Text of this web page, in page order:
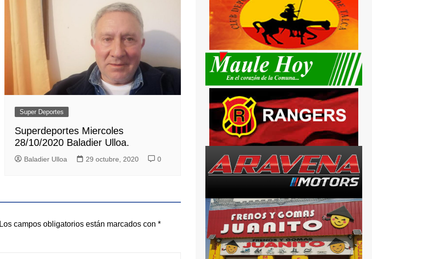
Super Deportes
Superdeportes Miercoles
28/10/2020 Baladier Ulloa.
Baladier Ulloa 29 octubre, 2020 0
Los campos obligatorios están marcados con *